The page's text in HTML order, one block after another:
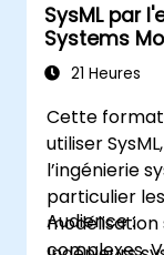
SysML par
Systems
21 Heures
Cette
utiliser
l’ingénierie
particulier
complexes.
Audience :